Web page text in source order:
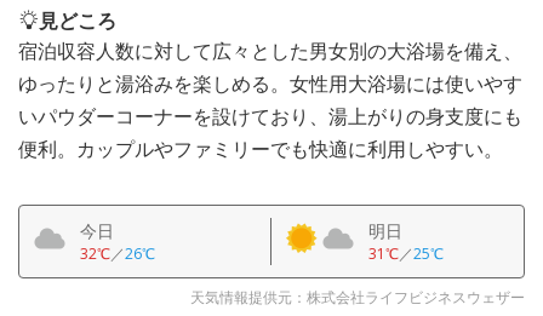
見どころ
宿泊収容人数に対して広々とした男女別の大浴場を備え、
ゆったりと湯浴みを楽しめる。女性用大浴場には使いやす
いパウダーコーナーを設けており、湯上がりの身支度にも
便利。カップルやファミリーでも快適に利用しやすい。
今日
32℃／26℃
明日
31℃／25℃
天気情報提供元：株式会社ライフビジネスウェザー